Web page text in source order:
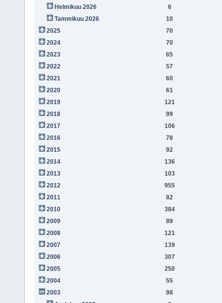
Helmikuu 2026
6
Tammikuu 2026
10
2025
70
2024
70
2023
65
2022
57
2021
60
2020
61
2019
121
2018
99
2017
106
2016
78
2015
92
2014
136
2013
103
2012
955
2011
82
2010
384
2009
89
2008
121
2007
139
2006
307
2005
250
2004
55
2003
98